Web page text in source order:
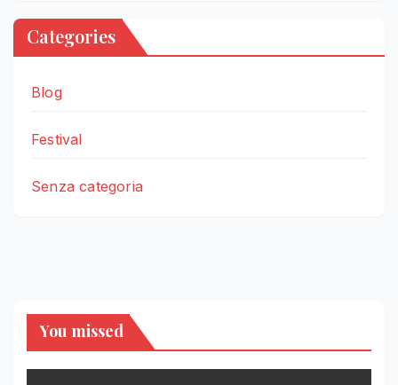
Categories
Blog
Festival
Senza categoria
You missed